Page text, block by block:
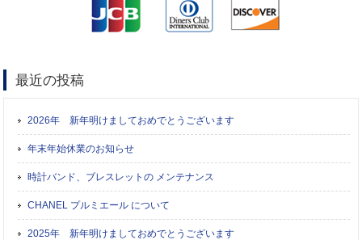
最近の投稿
2026年 新年明けましておめでとうございます
年末年始休業のお知らせ
時計バンド、ブレスレットの メンテナンス
CHANEL プルミエール について
2025年 新年明けましておめでとうございます